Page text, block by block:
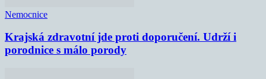
Nemocnice
Krajská zdravotní jde proti doporučení. Udrží i
porodnice s málo porody